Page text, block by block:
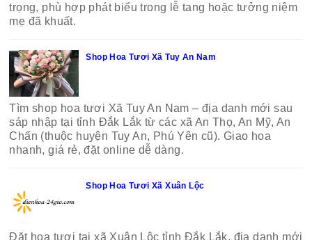
trọng, phù hợp phát biểu trong lễ tang hoặc tưởng niệm
mẹ đã khuất.
Shop Hoa Tươi Xã Tuy An Nam
Tìm shop hoa tươi Xã Tuy An Nam – địa danh mới sau
sáp nhập tại tỉnh Đắk Lắk từ các xã An Thọ, An Mỹ, An
Chấn (thuộc huyện Tuy An, Phú Yên cũ). Giao hoa
nhanh, giá rẻ, đặt online dễ dàng.
Shop Hoa Tươi Xã Xuân Lộc
Đặt hoa tươi tại xã Xuân Lộc tỉnh Đắk Lắk, địa danh mới